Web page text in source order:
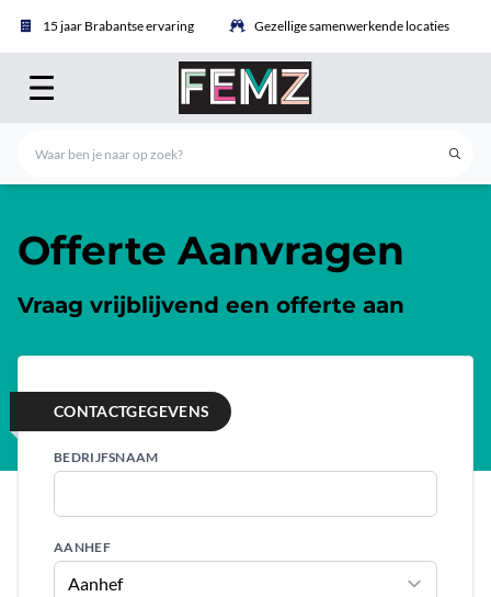
15 jaar Brabantse ervaring Gezellige samenwerkende locaties
Offerte Aanvragen
Vraag vrijblijvend een offerte aan
CONTACTGEGEVENS
BEDRIJFSNAAM
AANHEF